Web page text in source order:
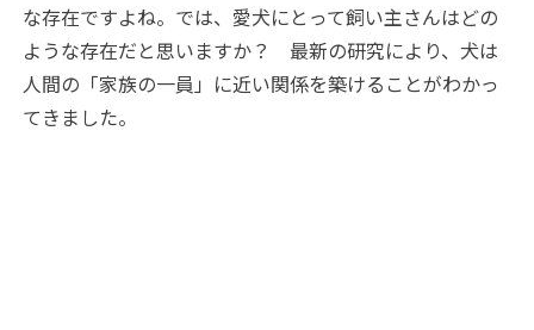
な存在ですよね。では、愛犬にとって飼い主さんはどの
ような存在だと思いますか？ 最新の研究により、犬は
人間の「家族の一員」に近い関係を築けることがわかっ
てきました。